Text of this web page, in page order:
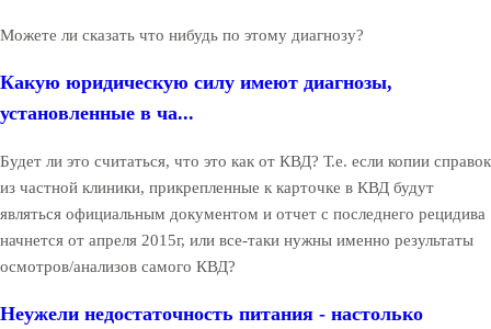
Можете ли сказать что нибудь по этому диагнозу?
Какую юридическую силу имеют диагнозы,
установленные в ча...
Будет ли это считаться, что это как от КВД? Т.е. если копии справок
из частной клиники, прикрепленные к карточке в КВД будут
являться официальным документом и отчет с последнего рецидива
начнется от апреля 2015г, или все-таки нужны именно результаты
осмотров/анализов самого КВД?
Неужели недостаточность питания - настолько